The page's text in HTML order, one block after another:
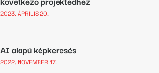
2023. ÁPRILIS 20.
AI alapú képkeresés
2022. NOVEMBER 17.